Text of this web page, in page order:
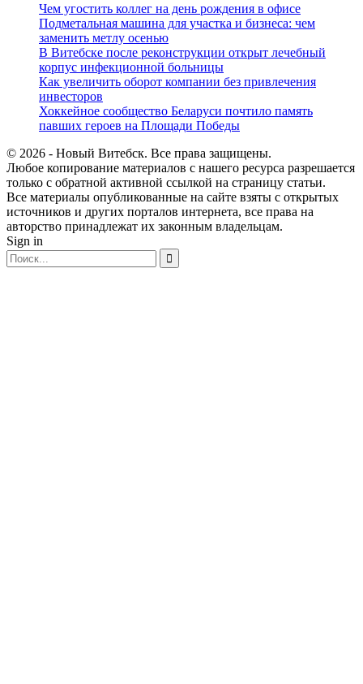
Чем угостить коллег на день рождения в офисе
Подметальная машина для участка и бизнеса: чем
заменить метлу осенью
В Витебске после реконструкции открыт лечебный
корпус инфекционной больницы
Как увеличить оборот компании без привлечения
инвесторов
Хоккейное сообщество Беларуси почтило память
павших героев на Площади Победы
© 2026 - Новый Витебск. Все права защищены.
Любое копирование материалов с нашего ресурса разрешается
только с обратной активной ссылкой на страницу статьи.
Все материалы опубликованные на сайте взяты с открытых
источников и других порталов интернета, все права на
авторство принадлежат их законным владельцам.
Sign in